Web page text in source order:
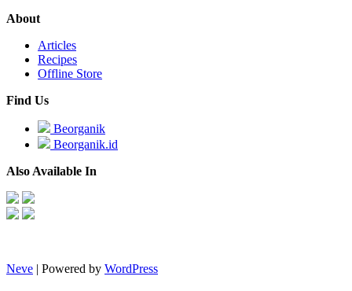
About
Articles
Recipes
Offline Store
Find Us
Beorganik
Beorganik.id
Also Available In
Neve | Powered by WordPress